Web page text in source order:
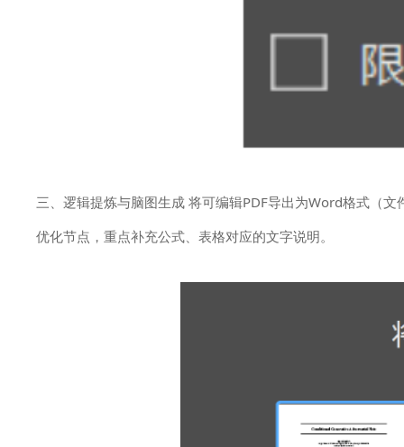
三、逻辑提炼与脑图生成 将可编辑PDF导出为Word格式（
优化节点，重点补充公式、表格对应的文字说明。